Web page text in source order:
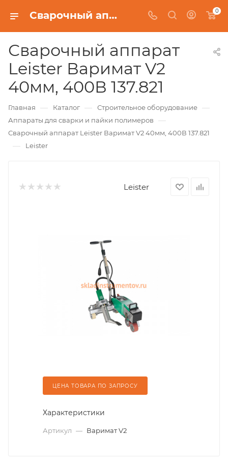
Сварочный аппарат Leister Варимат V2 40мм, 400В 137.821 0
Сварочный аппарат
Leister Варимат V2
40мм, 400В 137.821
Главная — Каталог — Строительное оборудование —
Аппараты для сварки и пайки полимеров —
Сварочный аппарат Leister Варимат V2 40мм, 400В 137.821
— Leister
Leister
ЦЕНА ТОВАРА ПО ЗАПРОСУ
Характеристики
Артикул — Варимат V2